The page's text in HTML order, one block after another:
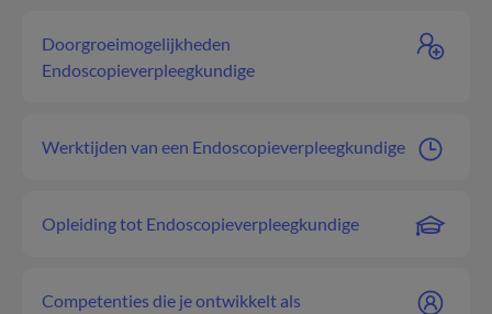
Doorgroeimogelijkheden
Endoscopieverpleegkundige
Werktijden van een Endoscopieverpleegkundige
Opleiding tot Endoscopieverpleegkundige
Competenties die je ontwikkelt als